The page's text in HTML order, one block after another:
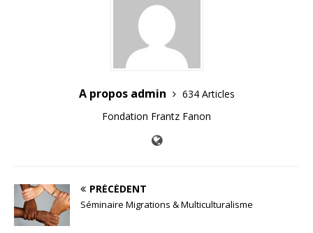
A propos admin
634 Articles
Fondation Frantz Fanon
PRÉCÉDENT
Séminaire Migrations & Multiculturalisme